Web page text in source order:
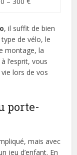
, il suffit de bien
de vélo, le
montage, la
l’esprit, vous
lors de vos
porte-
mais avec
jeu d’enfant. En